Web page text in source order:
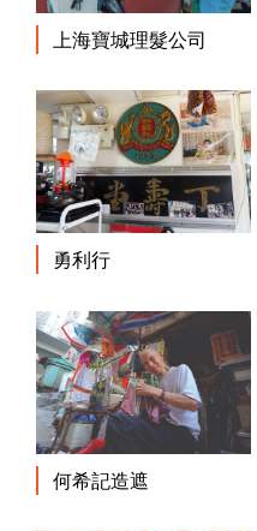
上海寶城理髮公司
勇利行
何希記造遮